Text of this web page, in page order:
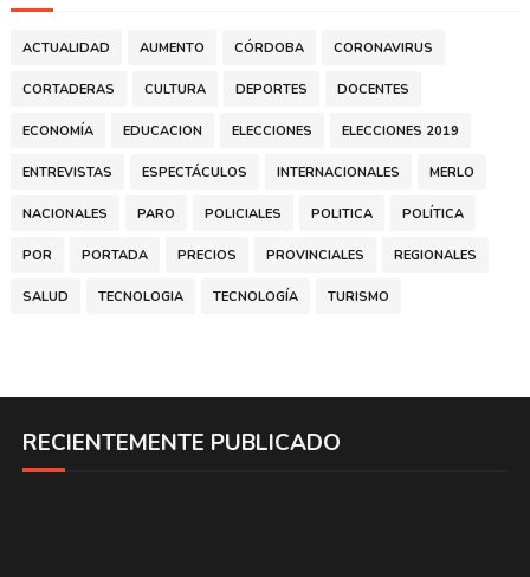
ACTUALIDAD AUMENTO CÓRDOBA CORONAVIRUS
CORTADERAS CULTURA DEPORTES DOCENTES
ECONOMÍA EDUCACION ELECCIONES ELECCIONES 2019
ENTREVISTAS ESPECTÁCULOS INTERNACIONALES MERLO
NACIONALES PARO POLICIALES POLITICA POLÍTICA
POR PORTADA PRECIOS PROVINCIALES REGIONALES
SALUD TECNOLOGIA TECNOLOGÍA TURISMO
RECIENTEMENTE PUBLICADO